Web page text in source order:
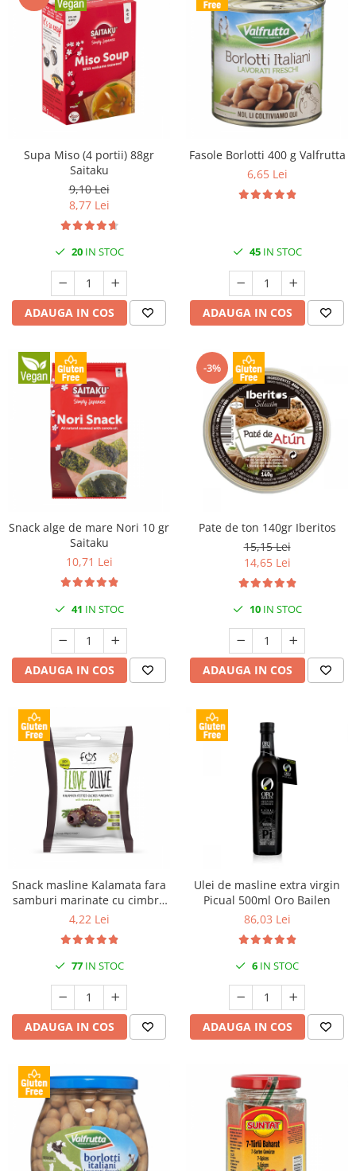
Supa Miso (4 portii) 88gr
Saitaku
9,10 Lei
8,77 Lei
20IN STOC
ADAUGA IN COS
Fasole Borlotti 400 g Valfrutta
6,65 Lei
45IN STOC
ADAUGA IN COS
Snack alge de mare Nori 10 gr
Saitaku
10,71 Lei
41 IN STOC
ADAUGA IN COS
-3%
Pate de ton 140gr Iberitos
15,15 Lei
14,65 Lei
10IN STOC
ADAUGA IN COS
Snack masline Kalamata fara
samburi marinate cu cimbru
si patrunjel 60gr FOS
4,22 Lei
77IN STOC
ADAUGA IN COS
Ulei de masline extra virgin
Picual 500ml Oro Bailen
86,03 Lei
6 IN STOC
ADAUGA IN COS